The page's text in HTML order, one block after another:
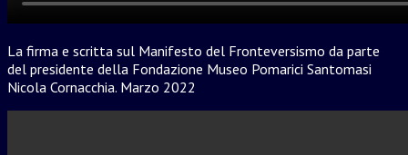
La firma e scritta sul Manifesto del Fronteversismo da parte
del presidente della Fondazione Museo Pomarici Santomasi
Nicola Cornacchia. Marzo 2022